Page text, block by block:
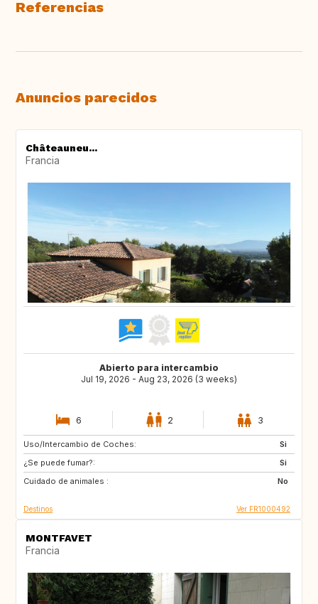
Referencias
Anuncios parecidos
Châteauneu...
Francia
Abierto para intercambio
Jul 19, 2026 - Aug 23, 2026 (3 weeks)
6 2 3
Uso/Intercambio de Coches:
Si
¿Se puede fumar?:
Si
Cuidado de animales :
No
SE
NO
Destinos Ver FR1000492
MONTFAVET
Francia